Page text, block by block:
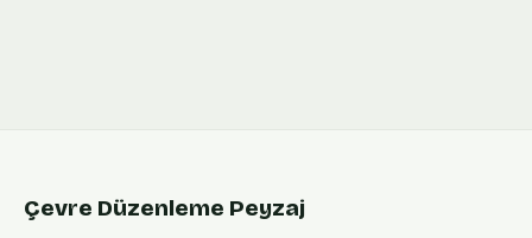
Çevre Düzenleme Peyzaj